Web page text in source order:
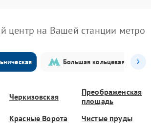
центр на Вашей станции метро
Большая кольцевая
Черкизовская
Преображенская
площадь
Красные Ворота
Чистые пруды